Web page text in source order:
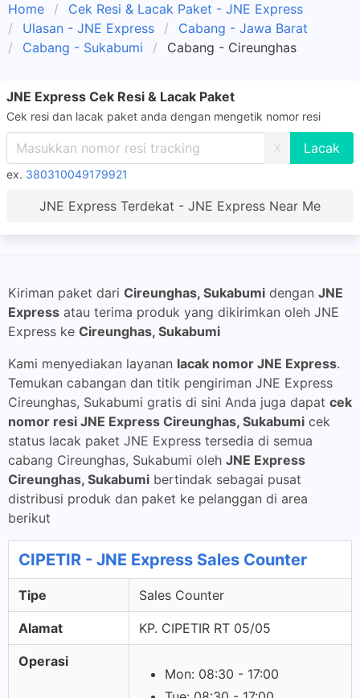
Home
Cek Resi & Lacak Paket - JNE Express
Ulasan - JNE Express
Cabang - Jawa Barat
Cabang - Sukabumi
Cabang - Cireunghas
JNE Express Cek Resi & Lacak Paket
Cek resi dan lacak paket anda dengan mengetik nomor resi
X
ex. 380310049179921
JNE Express Terdekat - JNE Express Near Me
Kiriman paket dari Cireunghas, Sukabumi dengan JNE
Express atau terima produk yang dikirimkan oleh JNE
Express ke Cireunghas, Sukabumi
Kami menyediakan layanan lacak nomor JNE Express.
Temukan cabangan dan titik pengiriman JNE Express
Cireunghas, Sukabumi gratis di sini Anda juga dapat cek
nomor resi JNE Express Cireunghas, Sukabumi cek
status lacak paket JNE Express tersedia di semua
cabang Cireunghas, Sukabumi oleh JNE Express
Cireunghas, Sukabumi bertindak sebagai pusat
distribusi produk dan paket ke pelanggan di area
berikut
CIPETIR - JNE Express Sales Counter
Tipe Sales Counter
Alamat KP. CIPETIR RT 05/05
Operasi
Mon: 08:30 - 17:00